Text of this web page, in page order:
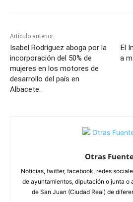
Artículo anterior
Isabel Rodríguez aboga por la
incorporación del 50% de
mujeres en los motores de
desarrollo del país en
Albacete.
El
a
Otras
Noticias, twitter, facebook, redes
de ayuntamientos, diputación o junta o
de San Juan (Ciudad Real) de